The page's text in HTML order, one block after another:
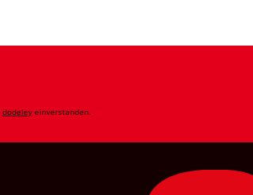
dodeley einverstanden.